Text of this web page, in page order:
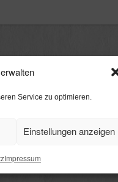
Service zu optimieren.
Einstellungen anzeigen
Impressum